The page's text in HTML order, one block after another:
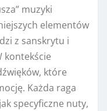
muzyki
elementów
z sanskrytu i
kontekście
które
Każda raga
specyficzne nuty,